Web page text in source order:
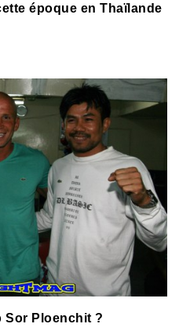
époque en Thaïlande
Sor Ploenchit ?